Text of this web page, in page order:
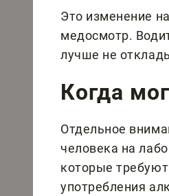
Это изменение
медосмотр.
лучше не
Когда
Отдельное
человека на
которые
употребления